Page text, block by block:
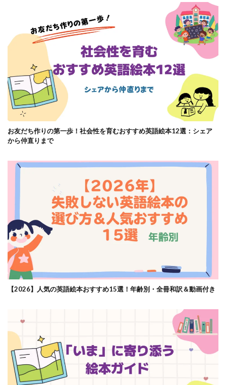
お友だち作りの第一歩！社会性を育むおすすめ英語絵本12選：シェア
から仲直りまで
【2026】人気の英語絵本おすすめ15選！年齢別・全冊和訳＆動画付き